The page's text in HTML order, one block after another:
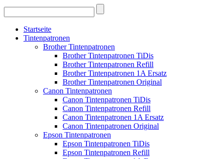
Startseite
Tintenpatronen
Brother Tintenpatronen
Brother Tintenpatronen TiDis
Brother Tintenpatronen Refill
Brother Tintenpatronen 1A Ersatz
Brother Tintenpatronen Original
Canon Tintenpatronen
Canon Tintenpatronen TiDis
Canon Tintenpatronen Refill
Canon Tintenpatronen 1A Ersatz
Canon Tintenpatronen Original
Epson Tintenpatronen
Epson Tintenpatronen TiDis
Epson Tintenpatronen Refill